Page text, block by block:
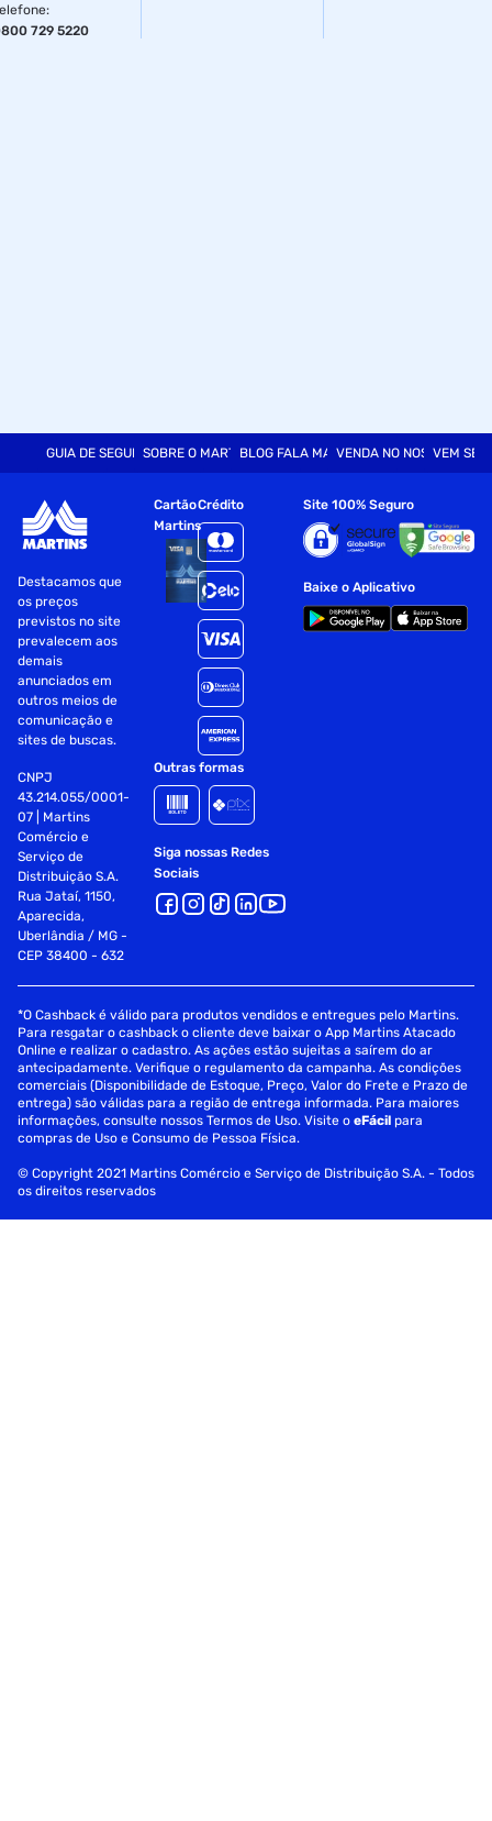
:
729 5220
GUIA DE SEGURANÇASOBRE O MARTINSBLOG FALA MARTVENDA NO NOSSO SITE
VEM SER
Destacamos que
os preços
previstos no site
prevalecem aos
demais
anunciados em
outros meios de
comunicação e
sites de buscas.
CNPJ
43.214.055/0001-
07 | Martins
Comércio e
Serviço de
Distribuição S.A.
Rua Jataí, 1150,
Aparecida,
Uberlândia / MG -
CEP 38400 - 632
Cartão
Martins
Crédito
Outras formas
Siga nossas Redes
Sociais
Site 100% Seguro
Baixe o Aplicativo
*O Cashback é válido para produtos vendidos e entregues pelo Martins.
Para resgatar o cashback o cliente deve baixar o App Martins Atacado
Online e realizar o cadastro. As ações estão sujeitas a saírem do ar
antecipadamente. Verifique o regulamento da campanha. As condições
comerciais (Disponibilidade de Estoque, Preço, Valor do Frete e Prazo de
entrega) são válidas para a região de entrega informada. Para maiores
informações, consulte nossos Termos de Uso. Visite oeFácil para
compras de Uso e Consumo de Pessoa Física.
© Copyright 2021 Martins Comércio e Serviço de Distribuição S.A. - Todos
os direitos reservados